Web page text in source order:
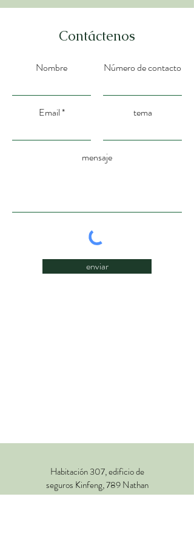
​Contáctenos
Nombre Número de contacto
Email tema
mensaje
enviar
Habitación 307, edificio de
seguros Kinfeng, 789 Nathan
Road, Mongkok, Kowloon,